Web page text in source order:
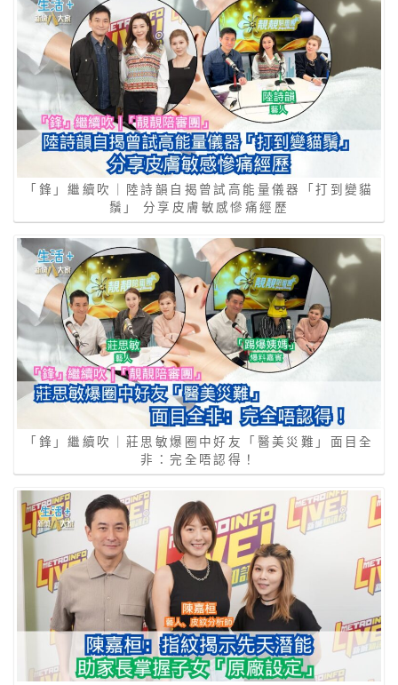
「鋒」繼續吹｜陸詩韻自揭曾試高能量儀器「打到變貓
鬚」 分享皮膚敏感慘痛經歷
「鋒」繼續吹｜莊思敏爆圈中好友「醫美災難」面目全
非：完全唔認得！